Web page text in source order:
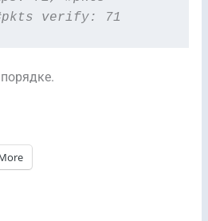
verify: 71